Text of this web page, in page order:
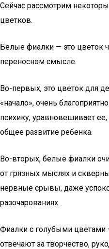
Сейчас рассмотрим
цветков.
Белые фиалки — это цветок
переносном смысле.
Во-первых, это цветок для
«начало», очень
психику, уравновешивает
общее развитие ребенка.
Во-вторых, белые фиалки
от грязных мыслях и
нервные срывы, даже
разочарованиях.
Фиалки с голубыми цветами
отвечают за творчество,